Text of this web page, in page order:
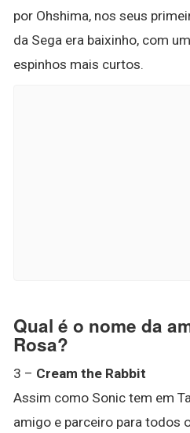
por Ohshima, nos seus
da Sega era baixinho, com
espinhos mais curtos.
Qual é o nome da
Rosa?
3 – Cream the Rabbit
Assim como Sonic tem em
amigo e parceiro para todos